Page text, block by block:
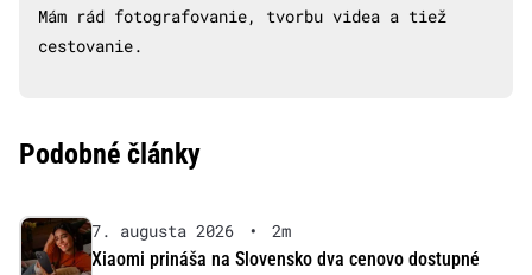
Mám rád fotografovanie, tvorbu videa a tiež
cestovanie.
Podobné články
7. augusta 2026 •
2m
Xiaomi prináša na Slovensko dva cenovo dostupné